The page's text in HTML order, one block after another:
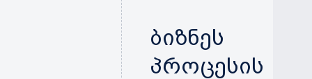
ბიზნეს
პროცესის